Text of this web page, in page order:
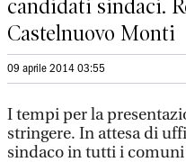
candidati sindaci.
Castelnuovo Monti
09 aprile 2014 03:55
I tempi per la
stringere. In attesa di
sindaco in tutti i